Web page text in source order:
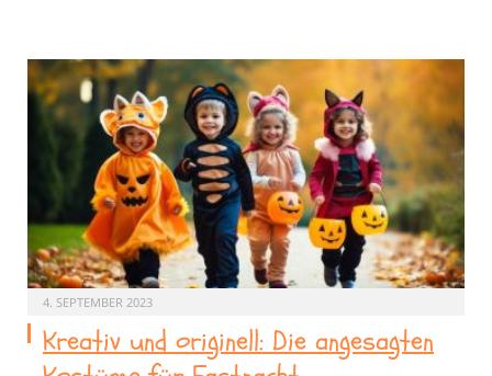
4. SEPTEMBER 2023
Kreativ und originell: Die angesagten